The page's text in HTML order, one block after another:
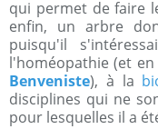
qui permet de faire
enfin, un arbre
puisqu'il
l'homéopathie (et
Benveniste), à la
disciplines qui ne
pour lesquelles il a